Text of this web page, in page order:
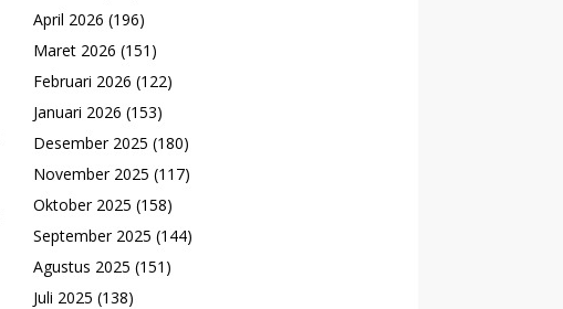
April 2026 (196)
Maret 2026 (151)
Februari 2026 (122)
Januari 2026 (153)
Desember 2025 (180)
November 2025 (117)
Oktober 2025 (158)
September 2025 (144)
Agustus 2025 (151)
Juli 2025 (138)